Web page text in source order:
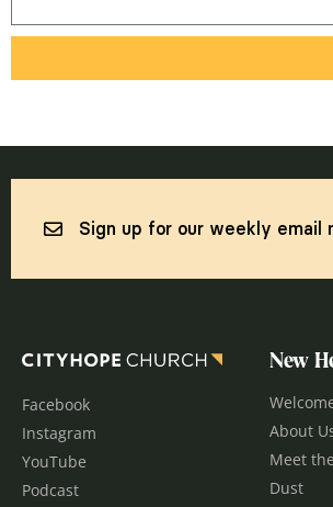
Sign up for our weekly email
Facebook
Instagram
YouTube
Podcast
New
About
Meet
Dust